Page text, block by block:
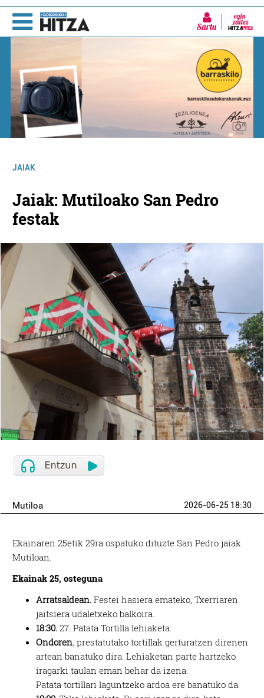
Sartu
JAIAK
Jaiak: Mutiloako San Pedro
festak
Mutiloa 2026-06-25 18:30
Ekainaren 25etik 29ra ospatuko dituzte San Pedro jaiak
Mutiloan.
Ekainak 25, osteguna
Arratsaldean. Festei hasiera emateko, Txerriaren
jaitsiera udaletxeko balkoira.
18:30. 27. Patata Tortilla lehiaketa.
Ondoren. prestatutako tortillak gerturatzen direnen
artean banatuko dira. Lehiaketan parte hartzeko
iragarki taulan eman behar da izena.
Patata tortillari laguntzeko ardoa ere banatuko da.